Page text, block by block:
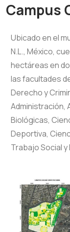
Campus
Ubicado en el
N.L., México,
hectáreas en
las facultades
Derecho y
Administración,
Biológicas,
Deportiva,
Trabajo Social